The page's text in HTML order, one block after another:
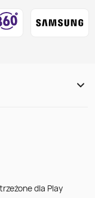
dla Play